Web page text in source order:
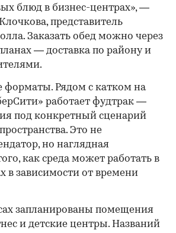
блюд в бизнес-центрах», —
представитель
Заказать обед можно через
— доставка по району и
форматы. Рядом с катком на
работает фудтрак —
под конкретный сценарий
Это не
но наглядная
как среда может работать в
в зависимости от времени
запланированы помещения
и детские центры. Названий